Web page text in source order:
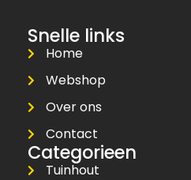
Snelle links
Home
Webshop
Over ons
Contact
Categorieen
Tuinhout